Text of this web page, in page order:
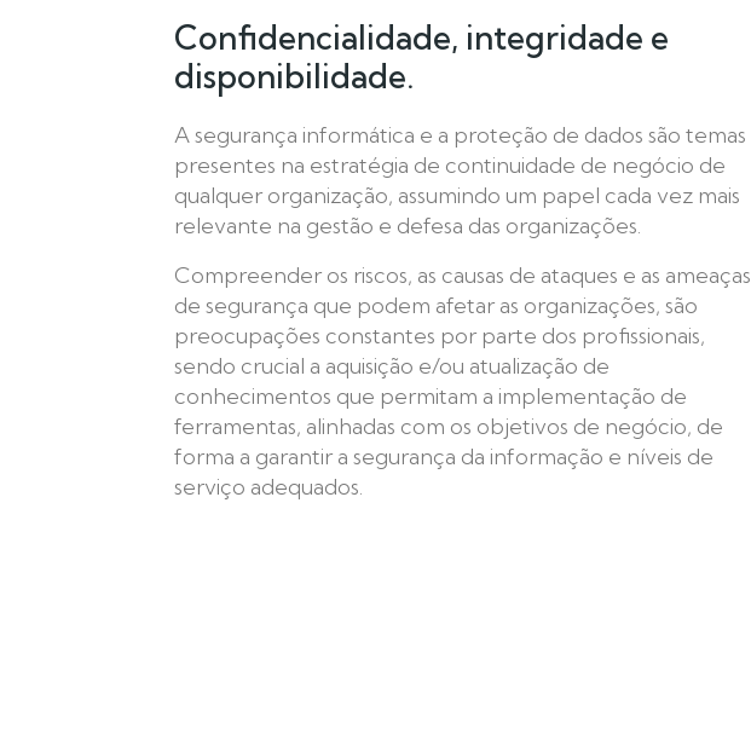
Confidencialidade, integridade e
disponibilidade.
A segurança informática e a proteção de dados são temas
presentes na estratégia de continuidade de negócio de
qualquer organização, assumindo um papel cada vez mais
relevante na gestão e defesa das organizações.
Compreender os riscos, as causas de ataques e as ameaças
de segurança que podem afetar as organizações, são
preocupações constantes por parte dos profissionais,
sendo crucial a aquisição e/ou atualização de
conhecimentos que permitam a implementação de
ferramentas, alinhadas com os objetivos de negócio, de
forma a garantir a segurança da informação e níveis de
serviço adequados.